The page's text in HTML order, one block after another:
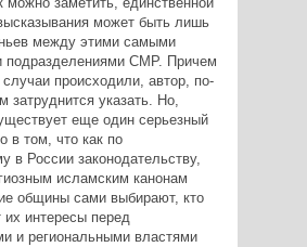
может быть лишь
между этими самыми
подразделениями СМР. Причем
происходили, автор, по-
затруднится указать. Но,
еще один серьезный
в том, что как по
в России законодательству,
исламским канонам
общины сами выбирают, кто
их интересы перед
и региональными властями